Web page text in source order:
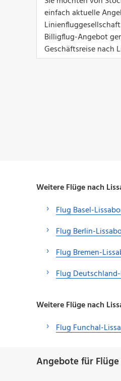
einfach aktuelle
Billigflug-Angebot
Geschäftsreise nach
Weitere Flüge nach
Flug Basel-
Flug Berlin-
Flug Bremen-
Flug
Weitere Flüge nach
Flug Funchal-
Angebote für